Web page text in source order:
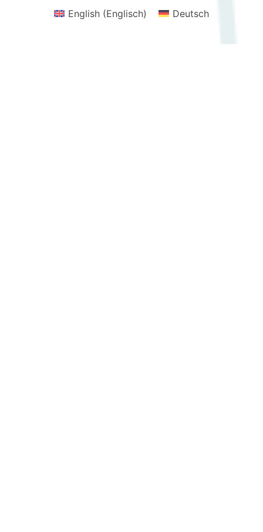
English (Englisch) Deutsch